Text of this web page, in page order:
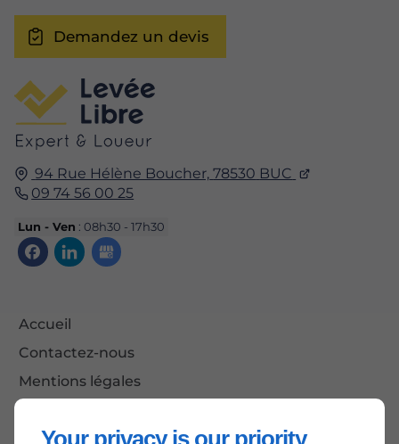
Your privacy is our priority
94 Rue Hélène Boucher, 78530 BUC
09 74 56 00 25
Lun - Ven : 08h30 - 17h30
Accueil
Contactez-nous
Mentions légales
Demandez un devis